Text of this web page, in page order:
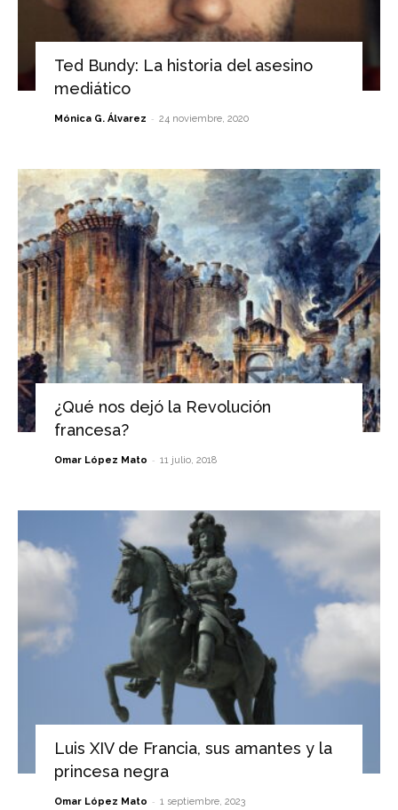
Ted Bundy: La historia del asesino
mediático
Mónica G. Álvarez - 24 noviembre, 2020
¿Qué nos dejó la Revolución
francesa?
Omar López Mato - 11 julio, 2018
Luis XIV de Francia, sus amantes y la
princesa negra
Omar López Mato - 1 septiembre, 2023